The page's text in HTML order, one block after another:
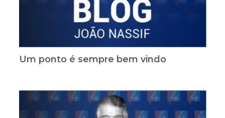
Um ponto é sempre bem vindo